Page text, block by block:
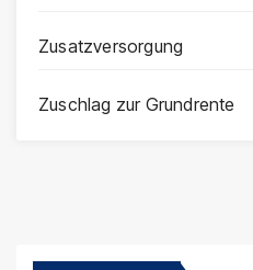
Zusatzversorgung
Zuschlag zur Grundrente